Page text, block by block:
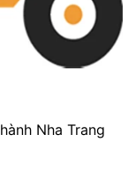
Nha Trang